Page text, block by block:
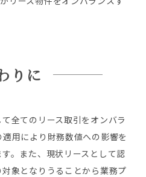
りに
全てのリース取引をオンバラ
用により財務数値への影響を
。また、現状リースとして認
象となりうることから業務プ